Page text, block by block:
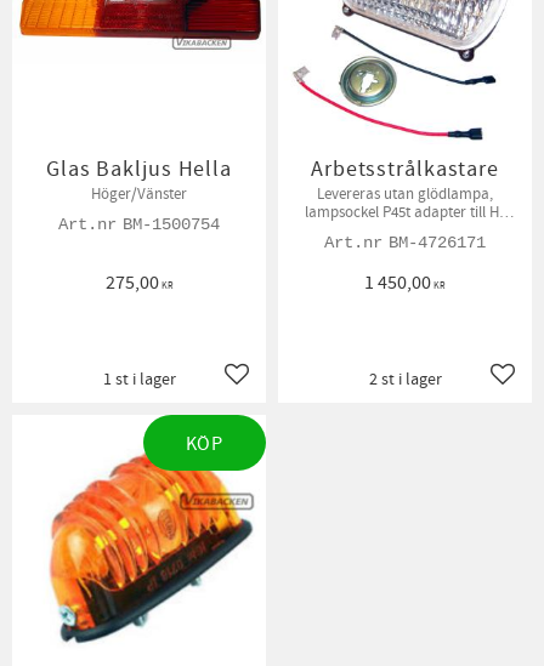
Glas Bakljus Hella
Höger/Vänster
BM-1500754
275,00KR
Lägg till i favoriter
1 st i lager
Arbetsstrålkastare
Levereras utan glödlampa,
lampsockel P45t adapter till H1
BM-4726171
1 450,00KR
2 st i lager
KÖP